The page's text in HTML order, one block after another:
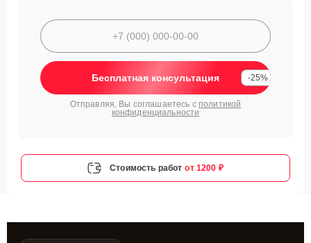
Бесплатная консультация -25%
Отправляя, Вы соглашаетесь с политикой
конфиденциальности
Стоимость работ от 1200 ₽